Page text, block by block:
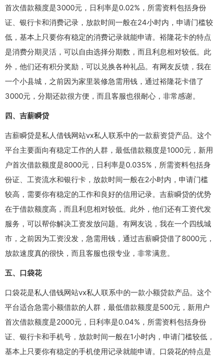
首次借款额度是3000元，日利率是0.02%，所需资料包括身份
证、银行卡和消费记录，放款时间一般在24小时内，申请门槛较
低，基本上只要你有稳定的消费记录就能申请。裕隆花卡的特点
是消费分期灵活，可以自由选择分期数，而且利息相对较低。此
外，他们还有积分奖励，可以兑换各种礼品。有网友反馈，我在
一个小县城，之前因为家里装修急需用钱，通过裕隆花卡借了
3000元，分期还款很方便，而且客服也很耐心，非常感谢。
四、吉薪瞬贷
吉薪瞬贷是私人借钱网站vx私人联系中的一款薪资贷产品。这个
平台主要面向有稳定工作的人群，最低借款额度是1000元，新用
户首次借款额度是8000元，日利率是0.035%，所需资料包括身
份证、工资流水和银行卡，放款时间一般在2小时内，申请门槛
较高，需要你有稳定的工作和良好的信用记录。吉薪瞬贷的优势
在于借款额度高，而且利息相对较低。此外，他们还有工资代发
服务，可以帮你解决工资发放问题。有网友说，我在一个四线城
市，之前因为工资没发，急需用钱，通过吉薪瞬贷借了8000元，
放款速度真的很快，而且客服也很专业，非常满意。
五、口袋花
口袋花是私人借钱网站vx私人联系中的一款小额贷款产品。这个
平台适合急需小额借款的人群，最低借款额度是500元，新用户
首次借款额度是2000元，日利率是0.04%，所需资料包括身份
证、银行卡和手机号，放款时间一般在1小时内，申请门槛较低，
基本上只要你有稳定的手机使用记录就能申请。口袋花的特点是